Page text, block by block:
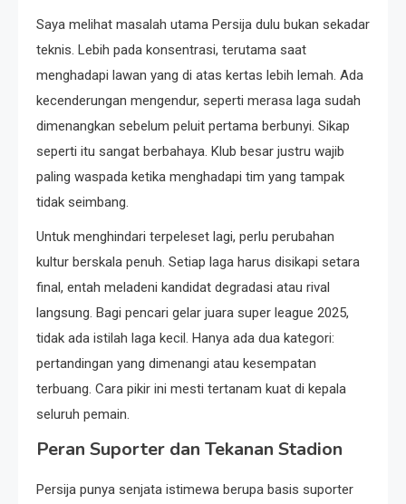
Saya melihat masalah utama Persija dulu bukan sekadar
teknis. Lebih pada konsentrasi, terutama saat
menghadapi lawan yang di atas kertas lebih lemah. Ada
kecenderungan mengendur, seperti merasa laga sudah
dimenangkan sebelum peluit pertama berbunyi. Sikap
seperti itu sangat berbahaya. Klub besar justru wajib
paling waspada ketika menghadapi tim yang tampak
tidak seimbang.
Untuk menghindari terpeleset lagi, perlu perubahan
kultur berskala penuh. Setiap laga harus disikapi setara
final, entah meladeni kandidat degradasi atau rival
langsung. Bagi pencari gelar juara super league 2025,
tidak ada istilah laga kecil. Hanya ada dua kategori:
pertandingan yang dimenangi atau kesempatan
terbuang. Cara pikir ini mesti tertanam kuat di kepala
seluruh pemain.
Peran Suporter dan Tekanan Stadion
Persija punya senjata istimewa berupa basis suporter